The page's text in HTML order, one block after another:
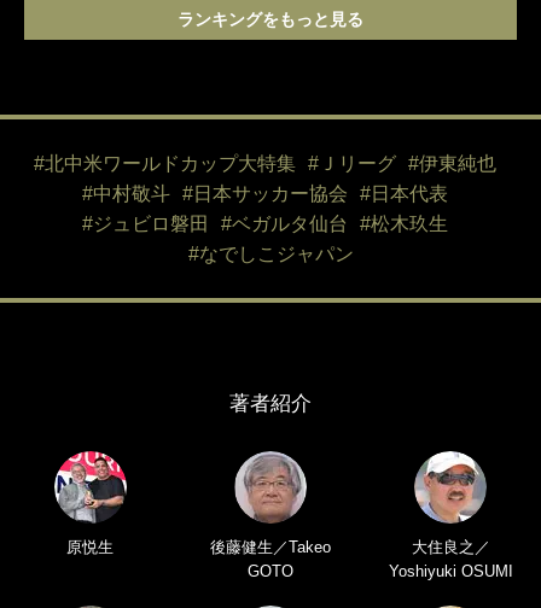
ランキングをもっと見る
#北中米ワールドカップ大特集 #Ｊリーグ
#伊東純也
#中村敬斗
#日本サッカー協会
#日本代表
#ジュビロ磐田
#ベガルタ仙台
#松木玖生
#なでしこジャパン
著者紹介
原悦生
後藤健生／Takeo
GOTO
大住良之／
Yoshiyuki OSUMI